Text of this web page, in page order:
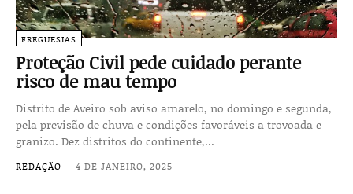
FREGUESIAS
Proteção Civil pede cuidado perante
risco de mau tempo
Distrito de Aveiro sob aviso amarelo, no domingo e segunda,
pela previsão de chuva e condições favoráveis a trovoada e
granizo. Dez distritos do continente,...
REDAÇÃO - 4 DE JANEIRO, 2025